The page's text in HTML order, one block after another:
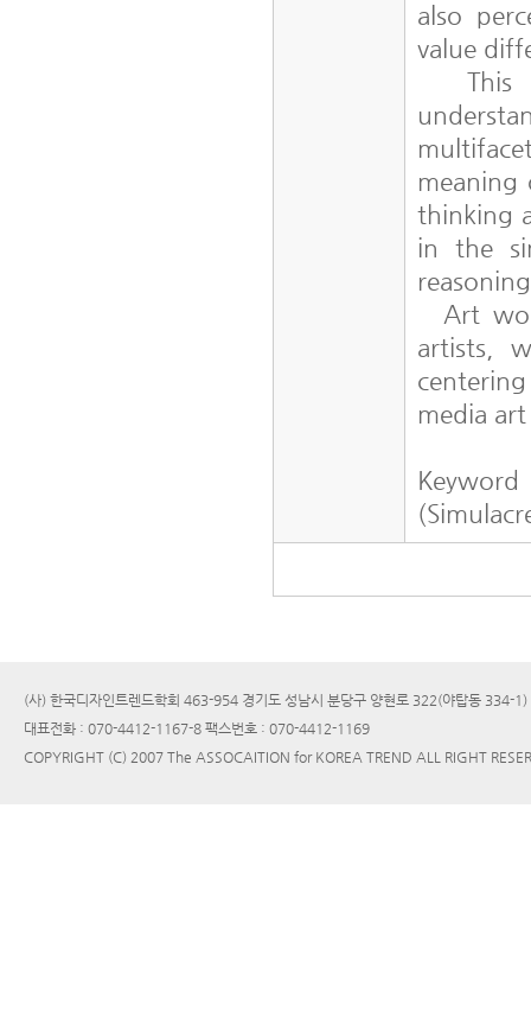
also
value
This
meaning
thinking
in the
Art
artists,
media
Keyword
(사) 한국디자인트렌드학회 463-954 경기도 성남시 분당구 양현로 322(야탑동 334-
대표전화 : 070-4412-1167-8 팩스번호 : 070-4412-1169
COPYRIGHT (C) 2007 The ASSOCAITION for KOREA TREND ALL RIGHT